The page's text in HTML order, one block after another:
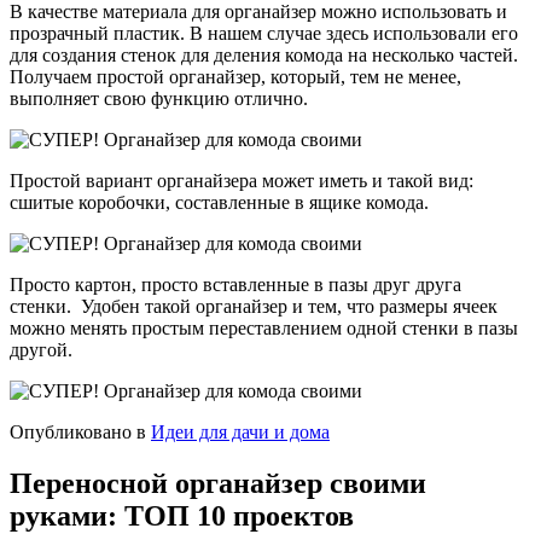
В качестве материала для органайзер можно использовать и
прозрачный пластик. В нашем случае здесь использовали его
для создания стенок для деления комода на несколько частей.
Получаем простой органайзер, который, тем не менее,
выполняет свою функцию отлично.
Простой вариант органайзера может иметь и такой вид:
сшитые коробочки, составленные в ящике комода.
Просто картон, просто вставленные в пазы друг друга
стенки. Удобен такой органайзер и тем, что размеры ячеек
можно менять простым переставлением одной стенки в пазы
другой.
Опубликовано в Идеи для дачи и дома
Переносной органайзер своими
руками: ТОП 10 проектов